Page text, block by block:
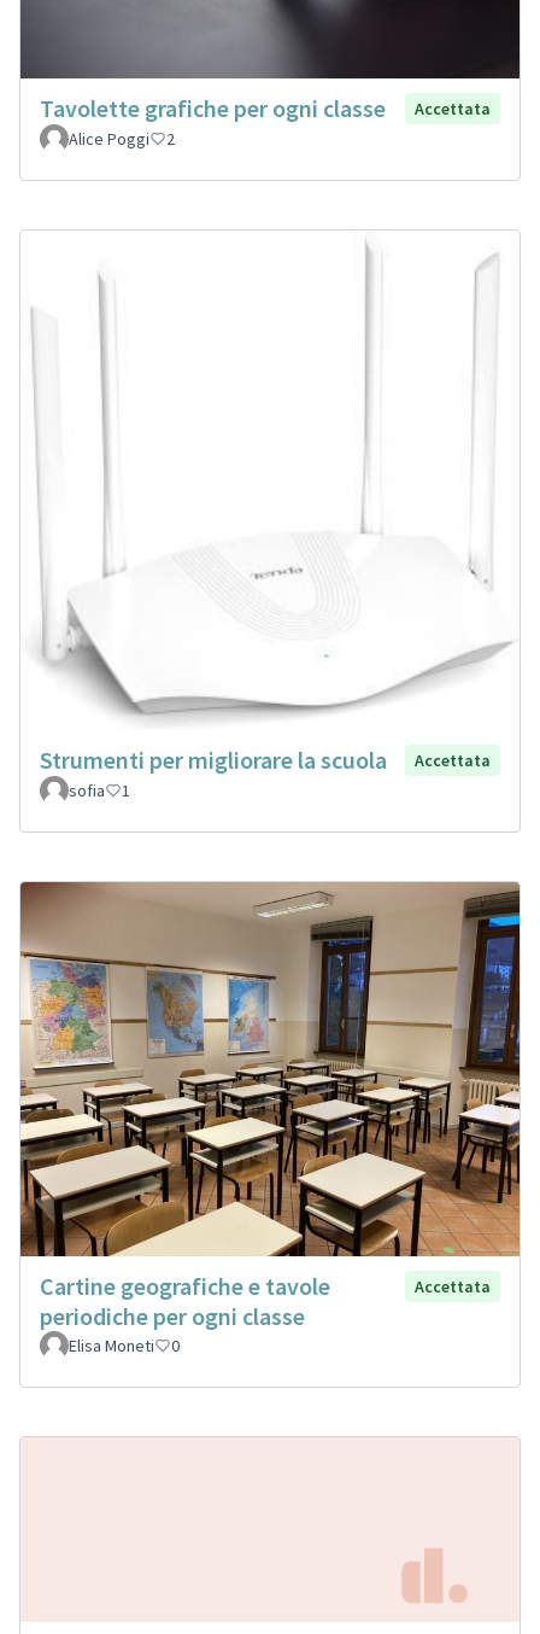
Tavolette grafiche per ogni classe
Accettata
Alice Poggi
2
Strumenti per migliorare la scuola
Accettata
sofia
1
Cartine geografiche e tavole
periodiche per ogni classe
Accettata
Elisa Moneti 0